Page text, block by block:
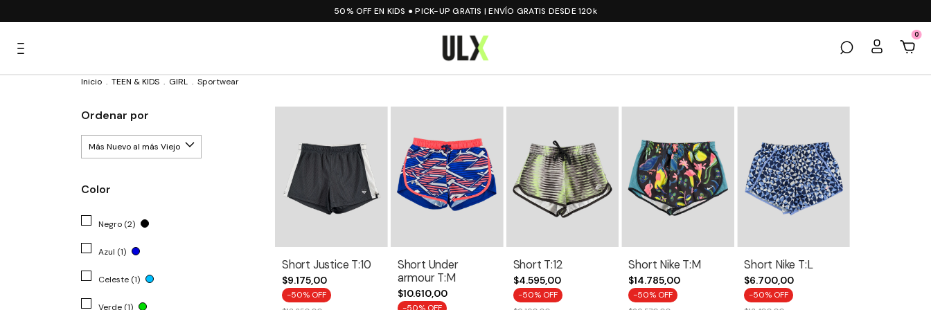
50% OFF EN KIDS ● PICK-UP GRATIS | ENVÍO GRATIS DESDE 120k
0
Inicio . TEEN & KIDS . GIRL . Sportwear
Ordenar por
Color
Negro (2)
Azul (1)
Celeste (1)
Verde (1)
Short Justice T:10
$9.175,00
-50% OFF
Short Under
armour T:M
$10.610,00
Short T:12
$4.595,00
-50% OFF
Short Nike T:M
$14.785,00
-50% OFF
Short Nike T:L
$6.700,00
-50% OFF